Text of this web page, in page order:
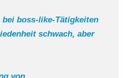
boss-like-Tätigkeiten
schwach, aber
von